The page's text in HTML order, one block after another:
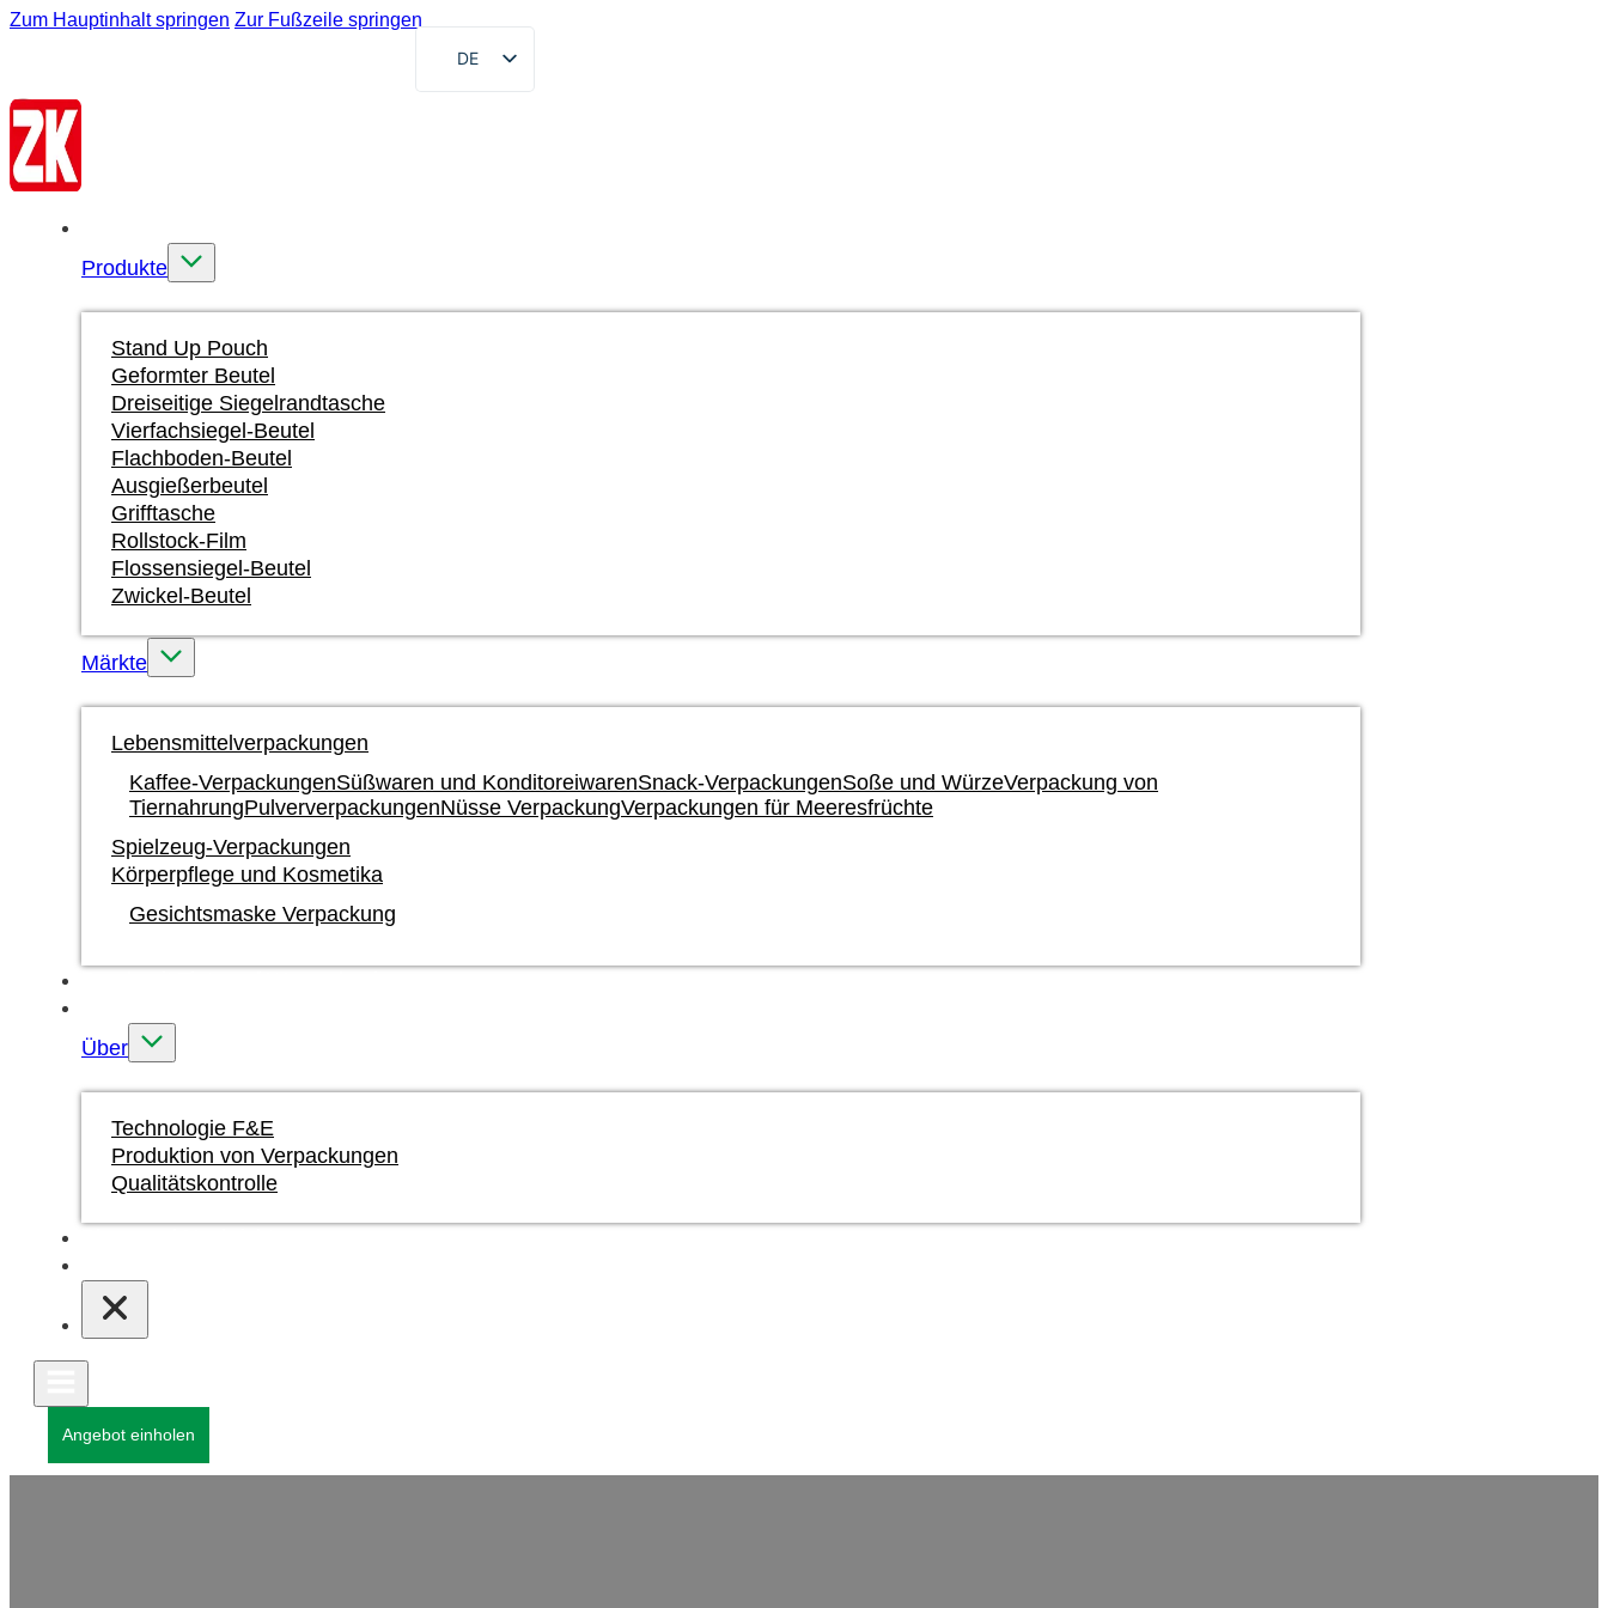
Zum Hauptinhalt springen Zur Fußzeile springen
DE
EN
Produkte
Stand Up Pouch
Geformter Beutel
Dreiseitige Siegelrandtasche
Vierfachsiegel-Beutel
Flachboden-Beutel
Ausgießerbeutel
Grifftasche
Rollstock-Film
Flossensiegel-Beutel
Zwickel-Beutel
Märkte
Lebensmittelverpackungen
Kaffee-VerpackungenSüßwaren und KonditoreiwarenSnack-VerpackungenSoße und WürzeVerpackung von
TiernahrungPulververpackungenNüsse VerpackungVerpackungen für Meeresfrüchte
Spielzeug-Verpackungen
Körperpflege und Kosmetika
Gesichtsmaske Verpackung
Über
Technologie F&E
Produktion von Verpackungen
Qualitätskontrolle
Angebot einholen